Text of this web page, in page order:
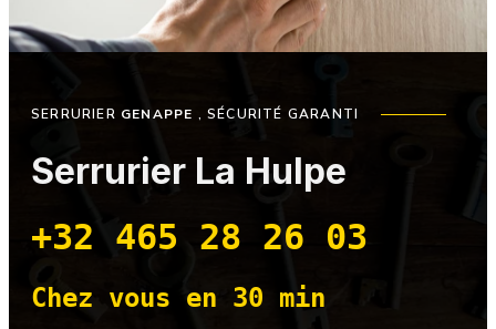
SERRURIER GENAPPE , SÉCURITÉ GARANTI
Serrurier La Hulpe
+32 465 28 26 03
Chez vous en 30 min